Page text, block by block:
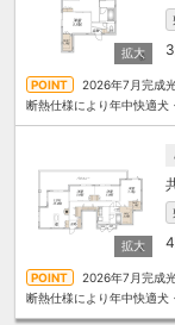
2026年7月完成
断熱仕様により年中快適犬
2026年7月完成
断熱仕様により年中快適犬